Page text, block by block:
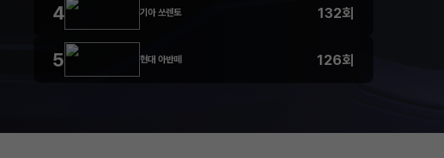
4 기아 쏘렌토 132회
5 현대 아반떼 126회